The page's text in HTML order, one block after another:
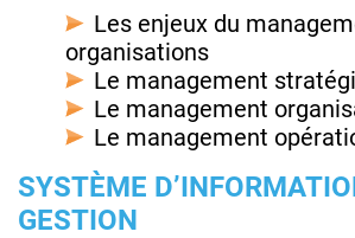
Les enjeux du
organisations
Le management
Le management
Le management
SYSTÈME
GESTION